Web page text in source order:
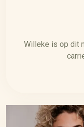
Willeke is op dit